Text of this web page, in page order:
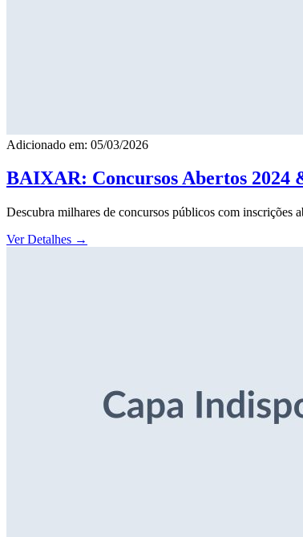
Adicionado em: 05/03/2026
BAIXAR: Concursos Abertos 2024
Descubra milhares de concursos públicos com inscrições
Ver Detalhes →